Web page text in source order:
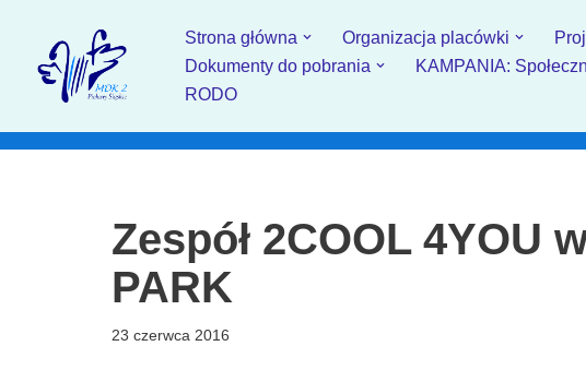
Przejdź
Strona główna Organizacja placówki
Dokumenty do pobrania
KAMPANIA:
RODO
Zespół 2COOL 4YOU
PARK
23 czerwca 2016